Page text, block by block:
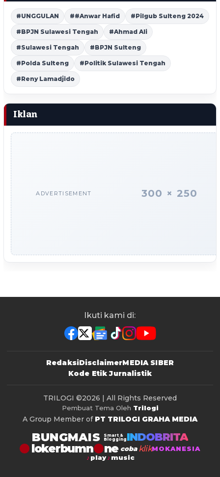
#UNGGULAN ##Anwar Hafid #Pilgub Sulteng 2024
#BPJN Sulawesi Tengah #Ahmad Ali
#Sulawesi Tengah #BPJN Sulteng
#Polda Sulteng #Politik Sulawesi Tengah
#Reny Lamadjido
Iklan
ADVERTISEMENT 300 × 250
Ikuti kami di:
RedaksiDisclaimerMEDIA SIBER
Kode Etik Jurnalistik
TRILOGI ©2026 | All Rights Reserved
Pembuat Tema Oleh Trilogi
A Group Member of PT TRILOGI GRAHA MEDIA
BUNGMAIS
Smart &
Blogging INDOBRITA
lokerbumn coba klikMOKANESIA
play
music